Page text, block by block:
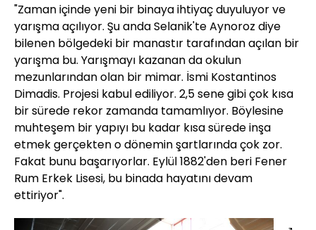
"Zaman içinde yeni bir binaya ihtiyaç duyuluyor ve
yarışma açılıyor. Şu anda Selanik'te Aynoroz diye
bilenen bölgedeki bir manastır tarafından açılan bir
yarışma bu. Yarışmayı kazanan da okulun
mezunlarından olan bir mimar. İsmi Kostantinos
Dimadis. Projesi kabul ediliyor. 2,5 sene gibi çok kısa
bir sürede rekor zamanda tamamlıyor. Böylesine
muhteşem bir yapıyı bu kadar kısa sürede inşa
etmek gerçekten o dönemin şartlarında çok zor.
Fakat bunu başarıyorlar. Eylül 1882'den beri Fener
Rum Erkek Lisesi, bu binada hayatını devam
ettiriyor".